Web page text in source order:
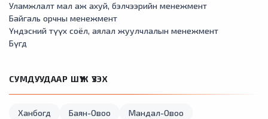
Уламжлалт мал аж ахуй, бэлчээрийн менежмент
Байгаль орчны менежмент
Үндэсний түүх соёл, аялал жуулчлалын менежмент
Бүгд
СУМДУУДААР ШҮҮЖ ҮЗЭХ
Ханбогд Баян-Овоо
Мандал-Овоо